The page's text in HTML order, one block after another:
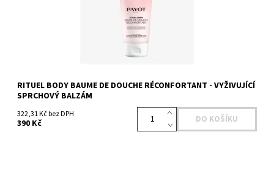
RITUEL BODY BAUME DE DOUCHE RÉCONFORTANT - VYŽIVUJÍCÍ
SPRCHOVÝ BALZÁM
322,31 Kč bez DPH
390 Kč